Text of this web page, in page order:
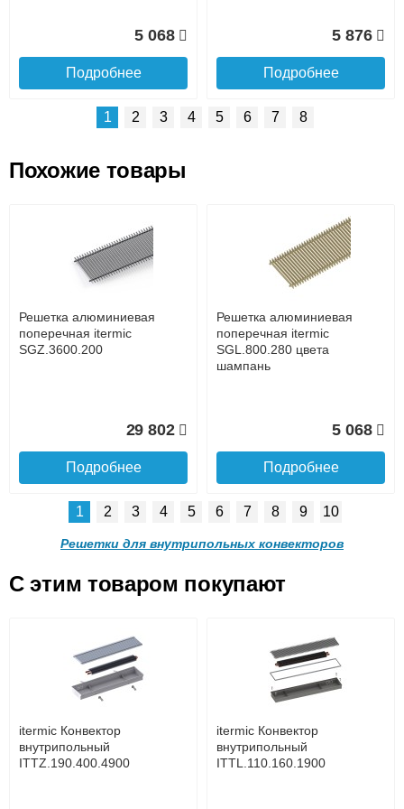
до подъезда
Подробнее о доставке
5 068
Подробнее
5 876
Подробнее
поперечная itermic
SGL.800.400 цвета
Решетка алюминиевая
поперечная itermic
SGL.900.160 цвета
шампань
Подробнее
Решетка алюминиевая
поперечная itermic
SGL.900.220 цвета
4 910
Подробнее
Решетка алюминиевая
SGL.900.280 цвета
5 702
Подробнее
1 2 3 4 5 6 7 8
Похожие товары
Решетка алюминиевая
поперечная itermic
SGZ.3600.200
29 802
Подробнее
Решетка алюминиевая
поперечная itermic
SGL.800.280 цвета
шампань
5 068
Подробнее
SGL.800.340 цвета
Подробнее
SGL.800.400 цвета
Подробнее
1 2 3 4 5 6 7 8 9 10
Решетки для внутрипольных конвекторов
C этим товаром покупают
itermic Конвектор
внутрипольный
ITTZ.190.400.4900
itermic Конвектор
внутрипольный
ITTL.110.160.1900